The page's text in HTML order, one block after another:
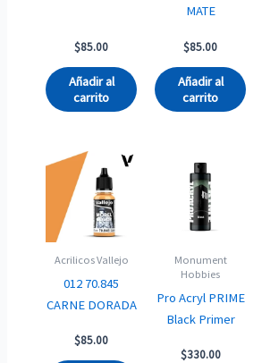
$85.00
Añadir al
carrito
MATE
$85.00
Añadir al
carrito
Acrilicos Vallejo
012 70.845
CARNE DORADA
$85.00
Monument
Hobbies
Pro Acryl PRIME
Black Primer
$330.00